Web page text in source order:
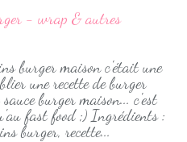
- wrap & autres
burger maison c'était une
une recette de burger
burger maison... c'est
fast food ;) Ingrédients :
burger, recette...